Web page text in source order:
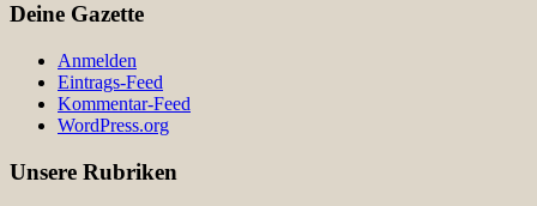
Deine Gazette
Anmelden
Eintrags-Feed
Kommentar-Feed
WordPress.org
Unsere Rubriken